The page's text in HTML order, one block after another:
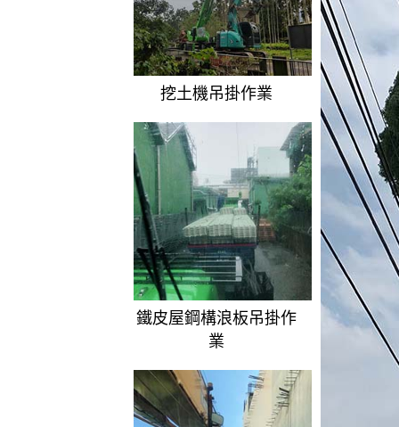
挖土機吊掛作業
鐵皮屋鋼構浪板吊掛作
業